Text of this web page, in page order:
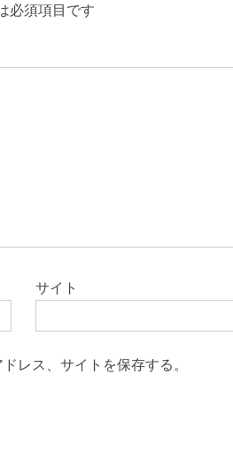
必須項目です
サイト
レス、サイトを保存する。